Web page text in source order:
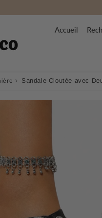
Accueil
› Sandale Cloutée avec